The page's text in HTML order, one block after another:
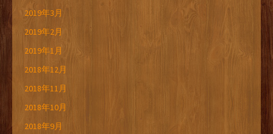
2019年3月
2019年2月
2019年1月
2018年12月
2018年11月
2018年10月
2018年9月